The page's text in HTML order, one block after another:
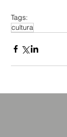
Tags:
cultura